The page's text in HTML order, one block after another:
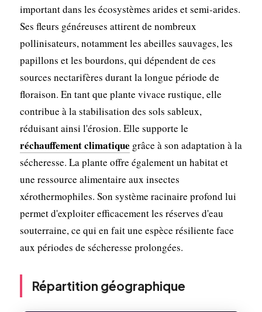
important dans les écosystèmes arides et semi-arides.
Ses fleurs généreuses attirent de nombreux
pollinisateurs, notamment les abeilles sauvages, les
papillons et les bourdons, qui dépendent de ces
sources nectarifères durant la longue période de
floraison. En tant que plante vivace rustique, elle
contribue à la stabilisation des sols sableux,
réduisant ainsi l'érosion. Elle supporte le
réchauffement climatique grâce à son adaptation à la
sécheresse. La plante offre également un habitat et
une ressource alimentaire aux insectes
xérothermophiles. Son système racinaire profond lui
permet d'exploiter efficacement les réserves d'eau
souterraine, ce qui en fait une espèce résiliente face
aux périodes de sécheresse prolongées.
Répartition géographique